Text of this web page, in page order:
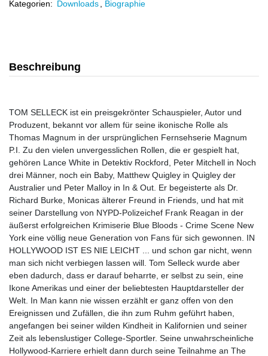
Kategorien: Downloads Biographie
Beschreibung
TOM SELLECK ist ein preisgekrönter Schauspieler, Autor und
Produzent, bekannt vor allem für seine ikonische Rolle als
Thomas Magnum in der ursprünglichen Fernsehserie Magnum
P.I. Zu den vielen unvergesslichen Rollen, die er gespielt hat,
gehören Lance White in Detektiv Rockford, Peter Mitchell in Noch
drei Männer, noch ein Baby, Matthew Quigley in Quigley der
Australier und Peter Malloy in In & Out. Er begeisterte als Dr.
Richard Burke, Monicas älterer Freund in Friends, und hat mit
seiner Darstellung von NYPD-Polizeichef Frank Reagan in der
äußerst erfolgreichen Krimiserie Blue Bloods - Crime Scene New
York eine völlig neue Generation von Fans für sich gewonnen. IN
HOLLYWOOD IST ES NIE LEICHT ... und schon gar nicht, wenn
man sich nicht verbiegen lassen will. Tom Selleck wurde aber
eben dadurch, dass er darauf beharrte, er selbst zu sein, eine
Ikone Amerikas und einer der beliebtesten Hauptdarsteller der
Welt. In Man kann nie wissen erzählt er ganz offen von den
Ereignissen und Zufällen, die ihn zum Ruhm geführt haben,
angefangen bei seiner wilden Kindheit in Kalifornien und seiner
Zeit als lebenslustiger College-Sportler. Seine unwahrscheinliche
Hollywood-Karriere erhielt dann durch seine Teilnahme an The